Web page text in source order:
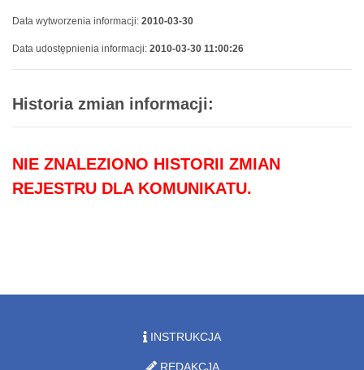
Data wytworzenia informacji: 2010-03-30
Data udostępnienia informacji: 2010-03-30 11:00:26
Historia zmian informacji:
NIE ZNALEZIONO HISTORII ZMIAN
REJESTRU DLA KOMUNIKATU.
INSTRUKCJA
REDAKCJA